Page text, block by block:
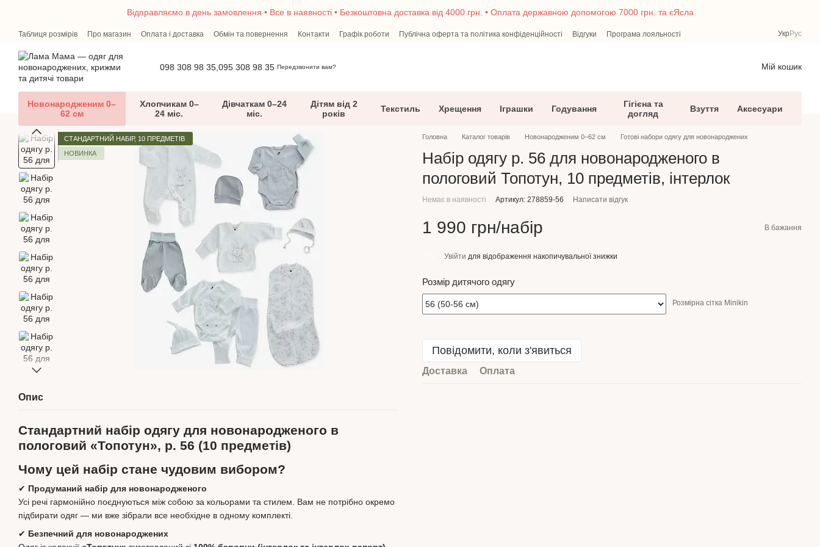
Перейти до основного контентуВідправляємо в день замовлення • Все в наявності • Безкоштовна доставка від 4000 грн. • Оплата державною допомогою 7000 грн. та єЯсла
Таблиця розмірів Про магазин Оплата і доставка Обмін та повернення Контакти Графік роботи Публічна оферта та політика конфіденційності Відгуки
Програма лояльності
УкрРус
098 308 98 35,095 308 98 35 Передзвонити вам? Мій кошик
Новонародженим 0–
62 см
Хлопчикам 0–
24 міс.
Дівчаткам 0–24
міс.
Дітям від 2
років
Текстиль Хрещення Іграшки Годування
Гігієна та
догляд
Взуття Аксесуари
СТАНДАРТНИЙ НАБІР, 10 ПРЕДМЕТІВ
НОВИНКА
Опис
Стандартний набір одягу для новонародженого в
пологовий «Топотун», р. 56 (10 предметів)
Чому цей набір стане чудовим вибором?
✔ Продуманий набір для новонародженого
Усі речі гармонійно поєднуються між собою за кольорами та стилем. Вам не потрібно окремо
підбирати одяг — ми вже зібрали все необхідне в одному комплекті.
✔ Безпечний для новонароджених
Головна Каталог товарів Новонародженим 0–62 см Готові набори одягу для новонароджених
Набір одягу р. 56 для новонародженого в
пологовий Топотун, 10 предметів, інтерлок
Немає в наявності Артикул: 278859-56 Написати відгук
1 990 грн/набір В бажання
Увійти для відображення накопичувальної знижки
Розмір дитячого одягу
Розмірна сітка Minikin
Повідомити, коли з'явиться
Доставка Оплата